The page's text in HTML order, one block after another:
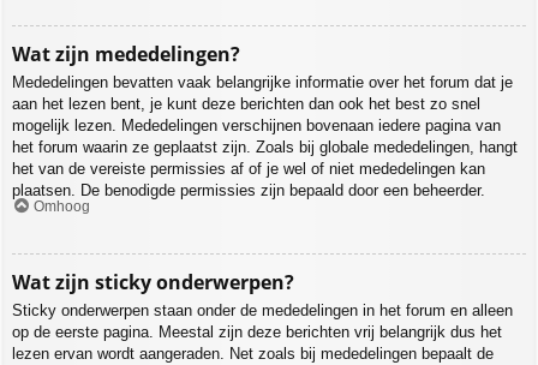
Wat zijn mededelingen?
Mededelingen bevatten vaak belangrijke informatie over het forum dat je
aan het lezen bent, je kunt deze berichten dan ook het best zo snel
mogelijk lezen. Mededelingen verschijnen bovenaan iedere pagina van
het forum waarin ze geplaatst zijn. Zoals bij globale mededelingen, hangt
het van de vereiste permissies af of je wel of niet mededelingen kan
plaatsen. De benodigde permissies zijn bepaald door een beheerder.
Omhoog
Wat zijn sticky onderwerpen?
Sticky onderwerpen staan onder de mededelingen in het forum en alleen
op de eerste pagina. Meestal zijn deze berichten vrij belangrijk dus het
lezen ervan wordt aangeraden. Net zoals bij mededelingen bepaalt de